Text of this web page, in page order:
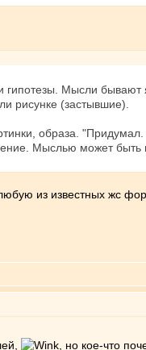
Мысли
рисунке (застывшие).
образа.
Мыслью может быть
из известных жс
, но кое-что